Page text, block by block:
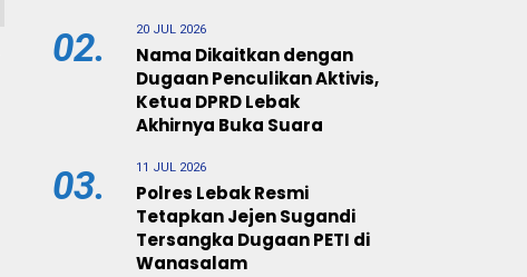
02. 20 JUL 2026
Nama Dikaitkan dengan
Dugaan Penculikan Aktivis,
Ketua DPRD Lebak
Akhirnya Buka Suara
03. 11 JUL 2026
Polres Lebak Resmi
Tetapkan Jejen Sugandi
Tersangka Dugaan PETI di
Wanasalam